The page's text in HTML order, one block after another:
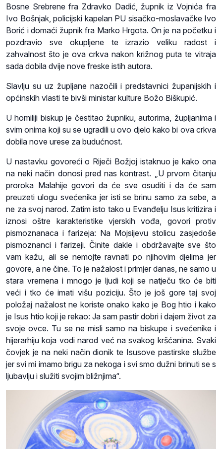
Bosne Srebrene fra Zdravko Dadić, župnik iz Vojnića fra
Ivo Bošnjak, policijski kapelan PU sisačko-moslavačke Ivo
Borić i domaći župnik fra Marko Hrgota. On je na početku i
pozdravio sve okupljene te izrazio veliku radost i
zahvalnost što je ova crkva nakon križnog puta te vitraja
sada dobila dvije nove freske istih autora.
Slavlju su uz župljane nazočili i predstavnici županijskih i
općinskih vlasti te bivši ministar kulture Božo Biškupić.
U homiliji biskup je čestitao župniku, autorima, župljanima i
svim onima koji su se ugradili u ovo djelo kako bi ova crkva
dobila nove urese za budućnost.
U nastavku govoreći o Riječi Božjoj istaknuo je kako ona
na neki način donosi pred nas kontrast. „U prvom čitanju
proroka Malahije govori da će sve osuditi i da će sam
preuzeti ulogu svećenika jer isti se brinu samo za sebe, a
ne za svoj narod. Zatim isto tako u Evanđelju Isus kritizira i
iznosi oštre karakteristike vjerskih vođa, govori protiv
pismoznanaca i farizeja: Na Mojsijevu stolicu zasjedoše
pismoznanci i farizeji. Činite dakle i obdržavajte sve što
vam kažu, ali se nemojte ravnati po njihovim djelima jer
govore, a ne čine. To je nažalost i primjer danas, ne samo u
stara vremena i mnogo je ljudi koji se natječu tko će biti
veći i tko će imati višu poziciju. Što je još gore taj svoj
položaj nažalost ne koriste onako kako je Bog htio i kako
je Isus htio koji je rekao: Ja sam pastir dobri i dajem život za
svoje ovce. Tu se ne misli samo na biskupe i svećenike i
hijerarhiju koja vodi narod već na svakog kršćanina. Svaki
čovjek je na neki način dionik te Isusove pastirske službe
jer svi mi imamo brigu za nekoga i svi smo dužni brinuti se s
ljubavlju i služiti svojim bližnjima“.